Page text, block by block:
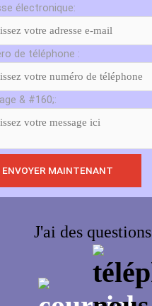
électronique:
de téléphone :
& #160;:
J'ai des questions